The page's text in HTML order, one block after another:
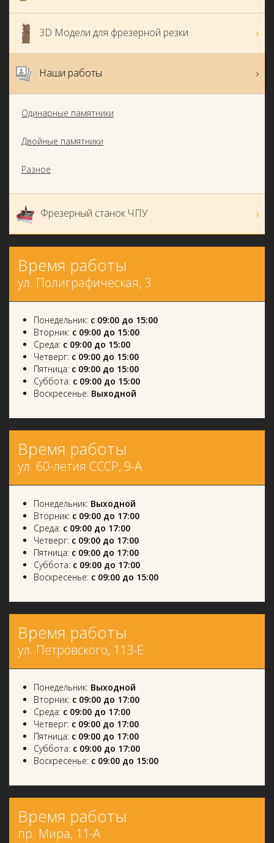
3D Модели для фрезерной резки
Наши работы
Одинарные памятники
Двойные памятники
Разное
Фрезерный станок ЧПУ
Время работы
ул. Полиграфическая, 3
Понедельник: с 09:00 до 15:00
Вторник: с 09:00 до 15:00
Среда: с 09:00 до 15:00
Четверг: с 09:00 до 15:00
Пятница: с 09:00 до 15:00
Суббота: с 09:00 до 15:00
Воскресенье: Выходной
Время работы
ул. 60-летия СССР, 9-А
Понедельник: Выходной
Вторник: с 09:00 до 17:00
Среда: с 09:00 до 17:00
Четверг: с 09:00 до 17:00
Пятница: с 09:00 до 17:00
Суббота: с 09:00 до 17:00
Воскресенье: с 09:00 до 15:00
Время работы
ул. Петровского, 113-Е
Понедельник: Выходной
Вторник: с 09:00 до 17:00
Среда: с 09:00 до 17:00
Четверг: с 09:00 до 17:00
Пятница: с 09:00 до 17:00
Суббота: с 09:00 до 17:00
Воскресенье: с 09:00 до 15:00
Время работы
пр. Мира, 11-А